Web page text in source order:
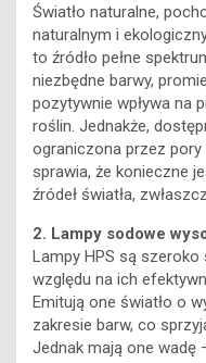
Światło naturalne,
naturalnym i
to źródło pełne
niezbędne barwy,
pozytywnie wpływa na
roślin. Jednakże,
ograniczona przez
sprawia, że konieczne
źródeł światła,
2. Lampy sodowe
Lampy HPS są
względu na ich
Emitują one światło o
zakresie barw, co
Jednak mają one wadę